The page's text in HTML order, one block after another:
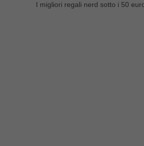
I migliori regali nerd sotto i 50